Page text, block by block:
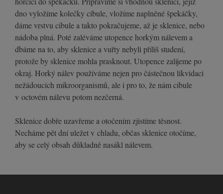
dno vyložíme kolečky cibule, vložíme naplněné špekáčky,
dáme vrstvu cibule a takto pokračujeme, až je sklenice, nebo
nádoba plná. Poté zaléváme utopence horkým nálevem a
dbáme na to, aby sklenice a vuřty nebyli příliš studení,
protože by sklenice mohla prasknout. Utopence zalijeme po
okraj. Horký nálev používáme nejen pro částečnou likvidaci
nežádoucích mikroorganismů, ale i pro to, že nám cibule
v octovém nálevu potom nezčerná.
Sklenice dobře uzavřeme a otočením zjistíme těsnost.
Necháme pět dní uležet v chladu, občas sklenice otočíme,
aby se celý obsah důkladně nasákl nálevem.